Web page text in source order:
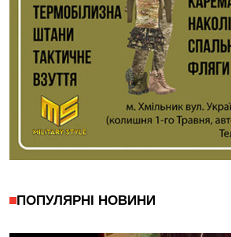
ПОПУЛЯРНІ НОВИНИ